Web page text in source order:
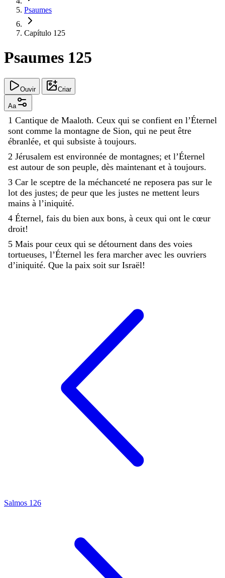
Psaumes
Capítulo 125
Psaumes 125
Ouvir Criar
Aa
1 Cantique de Maaloth. Ceux qui se confient en l’Éternel
sont comme la montagne de Sion, qui ne peut être
ébranlée, et qui subsiste à toujours.
2 Jérusalem est environnée de montagnes; et l’Éternel
est autour de son peuple, dès maintenant et à toujours.
3 Car le sceptre de la méchanceté ne reposera pas sur le
lot des justes; de peur que les justes ne mettent leurs
mains à l’iniquité.
4 Éternel, fais du bien aux bons, à ceux qui ont le cœur
droit!
5 Mais pour ceux qui se détournent dans des voies
tortueuses, l’Éternel les fera marcher avec les ouvriers
d’iniquité. Que la paix soit sur Israël!
Salmos 126